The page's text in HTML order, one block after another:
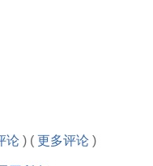
论 ) ( 更多评论 )